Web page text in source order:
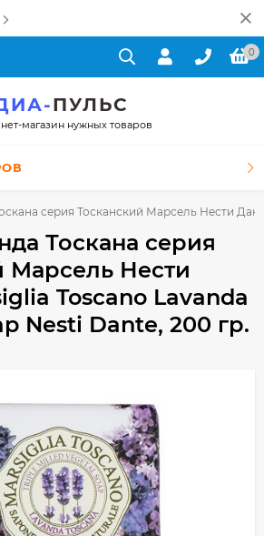
0
ПУЛЬС
магазин нужных товаров
серия Тосканский Марсель Нести
Тоскана серия
Марсель Нести
Toscano Lavanda
Nesti Dante, 200 гр.